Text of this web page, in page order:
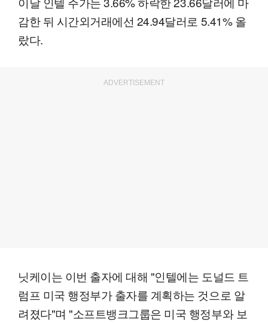
감한 뒤 시간외거래에선 24.94달러로 5.41% 올
랐다.
ADVERTISEMENT
닛케이는 이번 출자에 대해 "인텔에는 도널드 트
럼프 미국 행정부가 출자를 계획하는 것으로 알
려졌다"며 "소프트뱅크그룹은 미국 행정부와 보